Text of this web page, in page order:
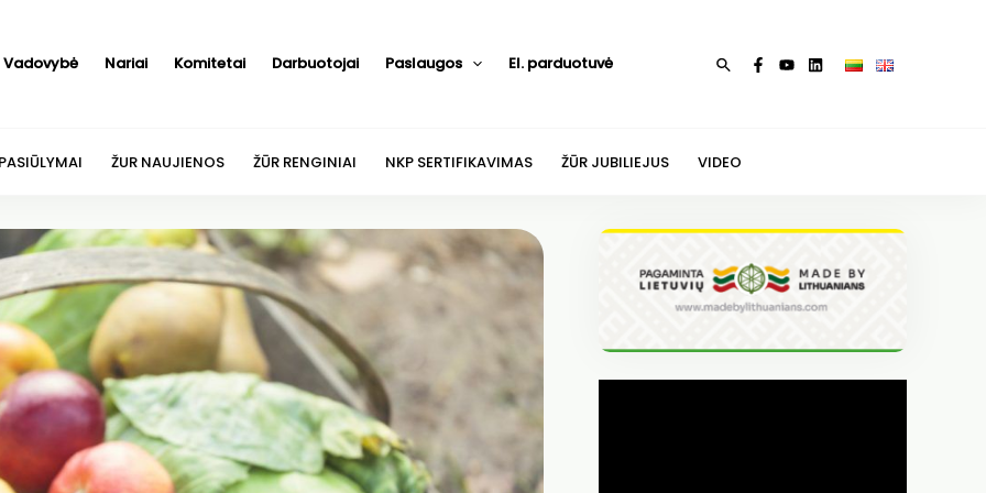
Vadovybė Nariai Komitetai Darbuotojai Paslaugos El. parduotuvė Paieška
ŽUR NAUJIENOS ŽŪR RENGINIAI NKP SERTIFIKAVIMAS ŽŪR JUBILIEJUS VIDEO